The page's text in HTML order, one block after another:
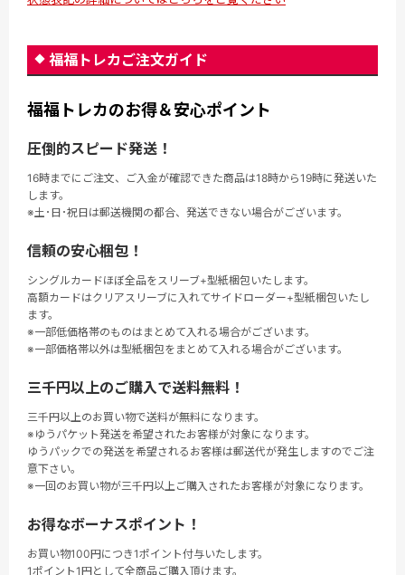
福福トレカご注文ガイド
福福トレカのお得＆安心ポイント
圧倒的スピード発送！
16時までにご注文、ご入金が確認できた商品は18時から19時に発送いた
します。
※土･日･祝日は郵送機関の都合、発送できない場合がございます。
信頼の安心梱包！
シングルカードほぼ全品をスリーブ+型紙梱包いたします。
高額カードはクリアスリーブに入れてサイドローダー+型紙梱包いたし
ます。
※一部低価格帯のものはまとめて入れる場合がございます。
※一部価格帯以外は型紙梱包をまとめて入れる場合がございます。
三千円以上のご購入で送料無料！
三千円以上のお買い物で送料が無料になります。
※ゆうパケット発送を希望されたお客様が対象になります。
ゆうパックでの発送を希望されるお客様は郵送代が発生しますのでご注
意下さい。
※一回のお買い物が三千円以上ご購入されたお客様が対象になります。
お得なボーナスポイント！
お買い物100円につき1ポイント付与いたします。
1ポイント1円として全商品ご購入頂けます。